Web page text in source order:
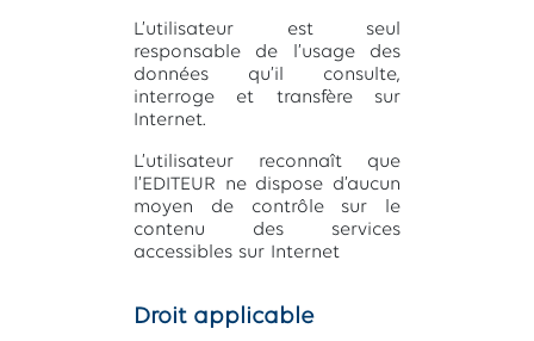
L’utilisateur est seul
responsable de l’usage des
données qu’il consulte,
interroge et transfère sur
Internet.
L’utilisateur reconnaît que
l’EDITEUR ne dispose d’aucun
moyen de contrôle sur le
contenu des services
accessibles sur Internet
Droit applicable